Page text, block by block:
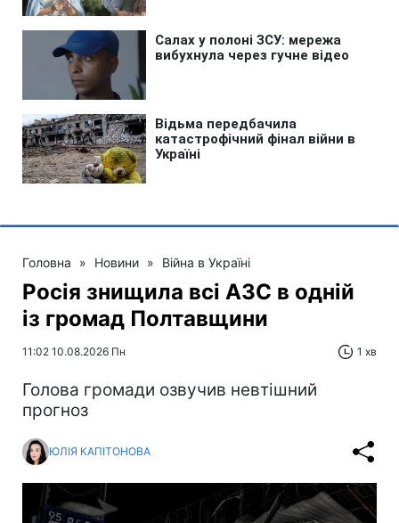
Головна » Новини » Війна в Україні
Росія знищила всі АЗС в одній
із громад Полтавщини
11:02 10.08.2026 Пн 1 хв
Голова громади озвучив невтішний
прогноз
ЮЛІЯ КАПІТОНОВА